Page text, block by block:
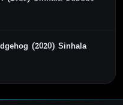
(2020) Sinhala